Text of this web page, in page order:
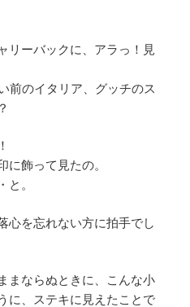
リーバックに、アラっ！見
前のイタリア、グッチのス
に飾って見たの。
と。
心を忘れない方に拍手でし
まならぬときに、こんな小
に、ステキに見えたことで